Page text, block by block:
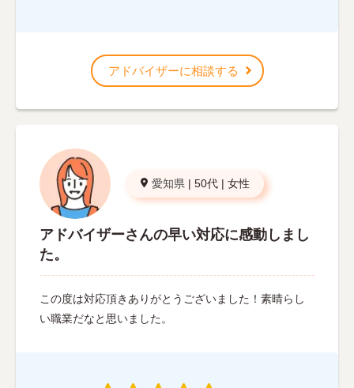
アドバイザーに相談する
愛知県 | 50代 | 女性
アドバイザーさんの早い対応に感動しまし
た。
この度は対応頂きありがとうございました！素晴らし
い職業だなと思いました。